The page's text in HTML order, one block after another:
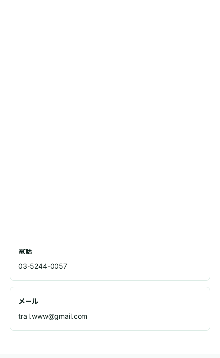
電話
03-5244-0057
メール
trail.www@gmail.com